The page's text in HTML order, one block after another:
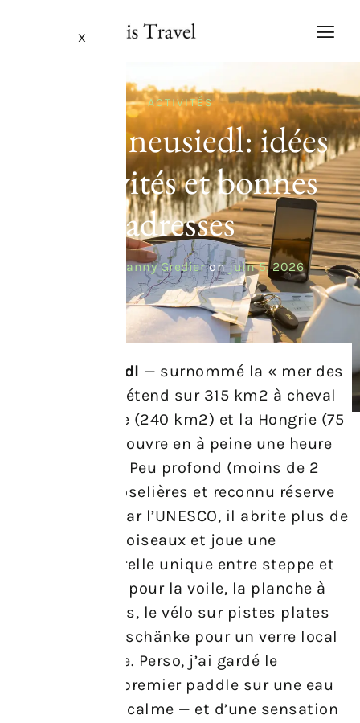
X
ACTIVITÉS
Lac de neusiedl: idées
d’activités et bonnes
adresses
Fanny Gredier on juin 5, 2026
Lac de Neusiedl — surnommé la « mer des
Viennois » — s’étend sur 315 km2 à cheval
entre l’Autriche (240 km2) et la Hongrie (75
km2) et se découvre en à peine une heure
depuis Vienne. Peu profond (moins de 2
m), bordé de roselières et reconnu réserve
de biosphère par l’UNESCO, il abrite plus de
250 espèces d’oiseaux et joue une
partition naturelle unique entre steppe et
eau. On y vient pour la voile, la planche à
voile, les plages, le vélo sur pistes plates
et les Buschenschänke pour un verre local
après la balade. Perso, j’ai gardé le
souvenir d’un premier paddle sur une eau
étonnamment calme — et d’une sensation